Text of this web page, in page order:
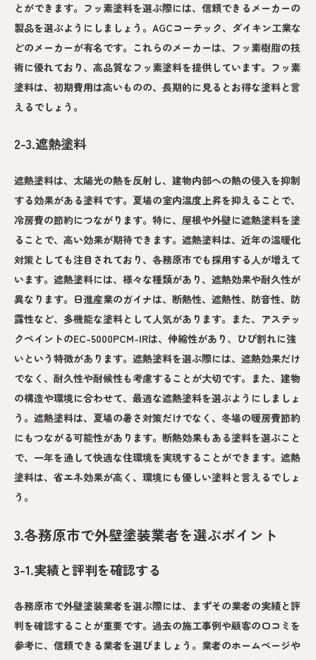
とができます。フッ素塗料を選ぶ際には、信頼できるメーカーの
製品を選ぶようにしましょう。AGCコーテック、ダイキン工業な
どのメーカーが有名です。これらのメーカーは、フッ素樹脂の技
術に優れており、高品質なフッ素塗料を提供しています。フッ素
塗料は、初期費用は高いものの、長期的に見るとお得な塗料と言
えるでしょう。
2-3.遮熱塗料
遮熱塗料は、太陽光の熱を反射し、建物内部への熱の侵入を抑制
する効果がある塗料です。夏場の室内温度上昇を抑えることで、
冷房費の節約につながります。特に、屋根や外壁に遮熱塗料を塗
ることで、高い効果が期待できます。遮熱塗料は、近年の温暖化
対策としても注目されており、各務原市でも採用する人が増えて
います。遮熱塗料には、様々な種類があり、遮熱効果や耐久性が
異なります。日進産業のガイナは、断熱性、遮熱性、防音性、防
露性など、多機能な塗料として人気があります。また、アステッ
クペイントのEC-5000PCM-IRは、伸縮性があり、ひび割れに強
いという特徴があります。遮熱塗料を選ぶ際には、遮熱効果だけ
でなく、耐久性や耐候性も考慮することが大切です。また、建物
の構造や環境に合わせて、最適な遮熱塗料を選ぶようにしましょ
う。遮熱塗料は、夏場の暑さ対策だけでなく、冬場の暖房費節約
にもつながる可能性があります。断熱効果もある塗料を選ぶこと
で、一年を通して快適な住環境を実現することができます。遮熱
塗料は、省エネ効果が高く、環境にも優しい塗料と言えるでしょ
う。
3.各務原市で外壁塗装業者を選ぶポイント
3-1.実績と評判を確認する
各務原市で外壁塗装業者を選ぶ際には、まずその業者の実績と評
判を確認することが重要です。過去の施工事例や顧客の口コミを
参考に、信頼できる業者を選びましょう。業者のホームページや